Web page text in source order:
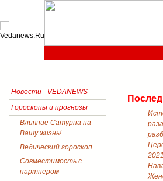
2021
Новости - VEDANEWS
Гороскопы и прогнозы
Влияние Сатурна на
Вашу жизнь!
Ведический гороскоп
Совместимость с
партнером